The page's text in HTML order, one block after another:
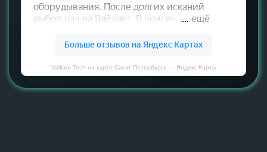
Vaillant Tech на карте Санкт‑Петербурга — Яндекс Карты